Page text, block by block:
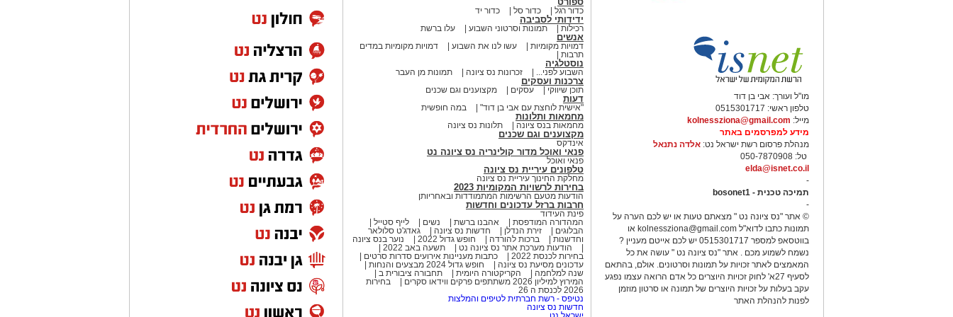
20 שנה של חוסר וודאות וכישלון המשטרה - לוח הזמנים של
פרשת רצח תאיר ראדה ז"ל
6 בדצמבר 2006: תאיר ראדה ז"ל, תלמידת כיתה ח' בת 13 מקצרין,
נמצאת ללא רוח חיים בתא שירותים בבית ספרה.
מו"ל ועורך: אבי בן דוד
טלפון ראשי: 0515301717
מייל: kolnessziona@gmail.com
מידע למפרסמים באתר
מנהלת פרסום רשת ישראל נט: אלדה נתנאל
טל: 050-7870908
elda@isnet.co.il
-
תמיכה טכנית - bosonet1
-
© אתר "נס ציונה נט " מצאתם טעות או יש לכם הערה על
תמונות כתבו לדוא"ל kolnessziona@gmail.com או
בווטסאפ למספר 0515301717 יש לכם אייטם מעניין ?
נשמח לשמוע מכם . אתר "נס ציונה נט " עושה את כל
המאמצים לאתר זכויות על תמונות וסרטונים. אולם, בהתאם
לסעיף 27א' לחוק זכויות היוצרים כל אדם הרואה עצמו נפגע
עקב בעלות על זכויות היוצרים של תמונה או סרטון מוזמן
לפנות להנהלת האתר
כדור רגל כדור סל כדור יד
ידידותי לסביבה
רכילות תמונות וסרטוני השבוע עלו ברשת
אנשים
דמויות מקומיות עשו לנו את השבוע
דמויות מקומיות במדים
תרבות
נוסטלגיה
השבוע לפני... זכרונות נס ציונה תמונות מן העבר
צרכנות ועסקים
תוכן שיווקי עסקים מקצוענים וגם שכנים
דעות
"אישית לוחצת עם אבי בן דוד" במה חופשית
מחמאות ותלונות
מחמאות בנס ציונה תלונות נס ציונה
מקצוענים וגם שכנים
אינדקס
פנאי ואוכל מדור קולינריה נס ציונה נט
פנאי ואוכל
טלפונים עיריית נס ציונה
מחלקת החינוך עיריית נס ציונה
בחירות לרשויות המקומיות 2023
הודעות מטעם הרשימות המתמודדות ובאחריותן
חרבות ברזל עדכונים וחדשות
פינת העידוד
המהדורה המודפסת
אהבנו ברשת נשים
לייף סטייל
הבלוגים
זירת הנדלן חדשות נס ציונה
גאדג'ט סלולאר
וחדשנות
ברכות להורדה חופש גדול 2022
נוער בנס ציונה
הודעות מערכת אתר נס ציונה נט
תשעה באב 2022
בחירות לכנסת 2022
כתבות מעניינות אירועים סדרות סרטים
עדכונים מסיעת נס ציונה
חופש גדול 2024 מבצעים והנחות
שנה למלחמה
הקריקטורה היומית
תחבורה ציבורית ב
המירוץ למיליון 2026 משתתפים פרקים ווידאו סקרים
בחירות
2026 לכנסת ה 26
נטיפס - רשת חברתית לטיפים והמלצות
חדשות נס ציונה